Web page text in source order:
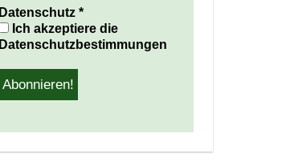
Datenschutz *
Ich akzeptiere die
Datenschutzbestimmungen